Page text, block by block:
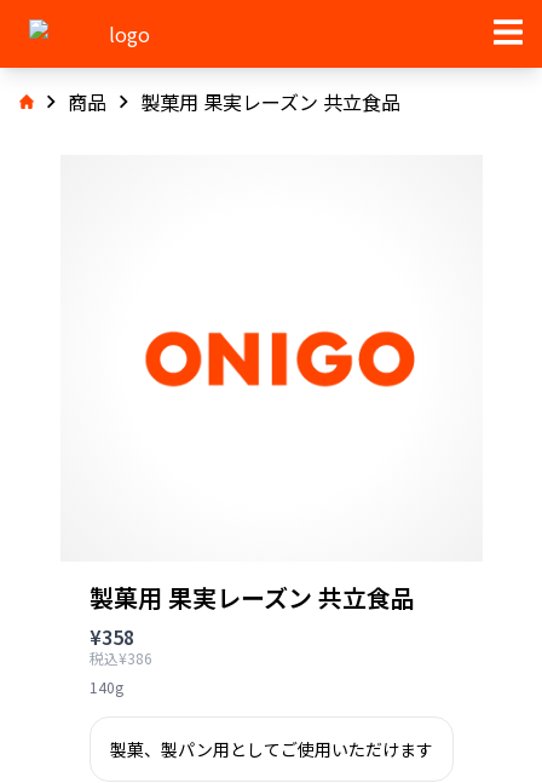
商品 製菓用 果実レーズン 共立食品
製菓用 果実レーズン 共立食品
¥358
税込¥386
140g
製菓、製パン用としてご使用いただけます